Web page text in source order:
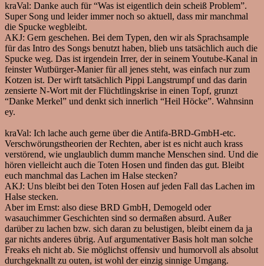
kraVal: Danke auch für “Was ist eigentlich dein scheiß Problem”.
Super Song und leider immer noch so aktuell, dass mir manchmal
die Spucke wegbleibt.
AKJ: Gern geschehen. Bei dem Typen, den wir als Sprachsample
für das Intro des Songs benutzt haben, blieb uns tatsächlich auch die
Spucke weg. Das ist irgendein Irrer, der in seinem Youtube-Kanal in
feinster Wutbürger-Manier für all jenes steht, was einfach nur zum
Kotzen ist. Der wirft tatsächlich Pippi Langstrumpf und das darin
zensierte N-Wort mit der Flüchtlingskrise in einen Topf, grunzt
“Danke Merkel” und denkt sich innerlich “Heil Höcke”. Wahnsinn
ey.
kraVal: Ich lache auch gerne über die Antifa-BRD-GmbH-etc.
Verschwörungstheorien der Rechten, aber ist es nicht auch krass
verstörend, wie unglaublich dumm manche Menschen sind. Und die
hören vielleicht auch die Toten Hosen und finden das gut. Bleibt
euch manchmal das Lachen im Halse stecken?
AKJ: Uns bleibt bei den Toten Hosen auf jeden Fall das Lachen im
Halse stecken.
Aber im Ernst: also diese BRD GmbH, Demogeld oder
wasauchimmer Geschichten sind so dermaßen absurd. Außer
darüber zu lachen bzw. sich daran zu belustigen, bleibt einem da ja
gar nichts anderes übrig. Auf argumentativer Basis holt man solche
Freaks eh nicht ab. Sie möglichst offensiv und humorvoll als absolut
durchgeknallt zu outen, ist wohl der einzig sinnige Umgang.